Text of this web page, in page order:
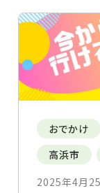
おでかけ
高浜市
2025年4月